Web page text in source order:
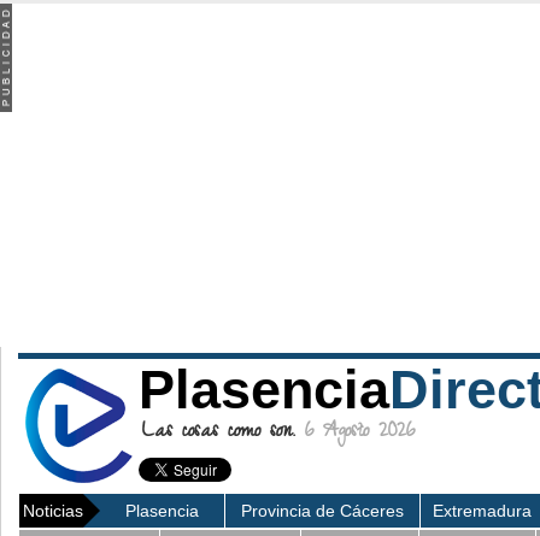
Plasencia
Las cosas como son. 6 Agosto 2026
Noticias Plasencia Provincia de Cáceres
Extremadura